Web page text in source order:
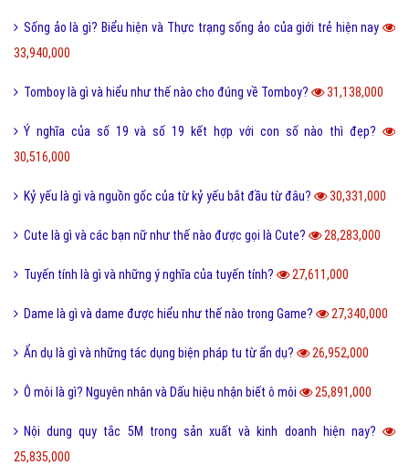
Sống ảo là gì? Biểu hiện và Thực trạng sống ảo của giới trẻ hiện nay
33,940,000
Tomboy là gì và hiểu như thế nào cho đúng về Tomboy? 31,138,000
Ý nghĩa của số 19 và số 19 kết hợp với con số nào thì đẹp?
30,516,000
Kỷ yếu là gì và nguồn gốc của từ kỷ yếu bắt đầu từ đâu? 30,331,000
Cute là gì và các bạn nữ như thế nào được gọi là Cute? 28,283,000
Tuyến tính là gì và những ý nghĩa của tuyến tính? 27,611,000
Dame là gì và dame được hiểu như thế nào trong Game? 27,340,000
Ẩn dụ là gì và những tác dụng biện pháp tu từ ẩn dụ? 26,952,000
Ô môi là gì? Nguyên nhân và Dấu hiệu nhận biết ô môi 25,891,000
Nội dung quy tắc 5M trong sản xuất và kinh doanh hiện nay?
25,835,000